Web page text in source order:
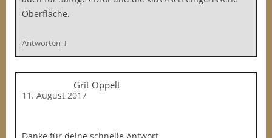
Oberfläche.
Antworten ↓
Grit Oppelt
11. August 2017
Danke für deine schnelle Antwort.